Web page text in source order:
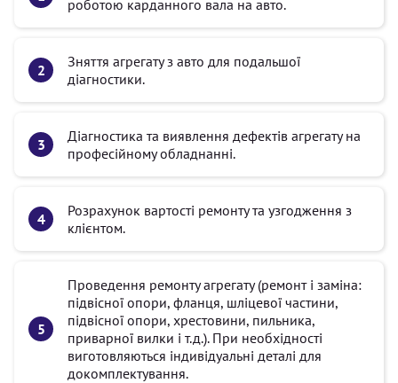
роботою карданного вала на авто.
Зняття агрегату з авто для подальшої
діагностики.
Діагностика та виявлення дефектів агрегату на
професійному обладнанні.
Розрахунок вартості ремонту та узгодження з
клієнтом.
Проведення ремонту агрегату (ремонт і заміна:
підвісної опори, фланця, шліцевої частини,
підвісної опори, хрестовини, пильника,
приварної вилки і т.д.). При необхідності
виготовляються індивідуальні деталі для
докомплектування.